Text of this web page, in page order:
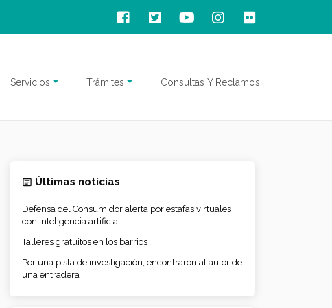
Servicios Trámites Consultas Y Reclamos
Últimas noticias
Defensa del Consumidor alerta por estafas virtuales
con inteligencia artificial
Talleres gratuitos en los barrios
Por una pista de investigación, encontraron al autor de
una entradera